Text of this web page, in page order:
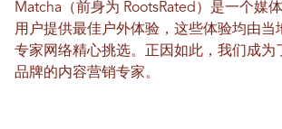
Matcha（前身为 RootsRated）是一个媒
用户提供最佳户外体验，这些体验均由当
专家网络精心挑选。正因如此，我们成为
品牌的内容营销专家。